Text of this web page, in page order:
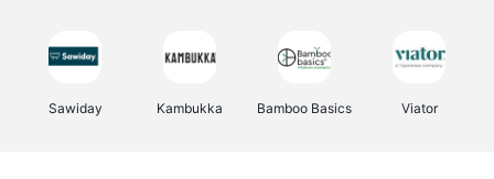
Sawiday Kambukka Bamboo Basics Viator